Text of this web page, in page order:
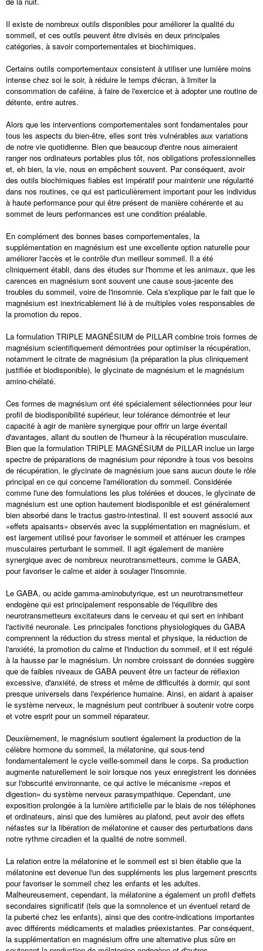
Il existe de nombreux outils disponibles pour améliorer la qualité du
sommeil, et ces outils peuvent être divisés en deux principales
catégories, à savoir comportementales et biochimiques.
Certains outils comportementaux consistent à utiliser une lumière moins
intense chez soi le soir, à réduire le temps d'écran, à limiter la
consommation de caféine, à faire de l'exercice et à adopter une routine de
détente, entre autres.
Alors que les interventions comportementales sont fondamentales pour
tous les aspects du bien-être, elles sont très vulnérables aux variations
de notre vie quotidienne. Bien que beaucoup d'entre nous aimeraient
ranger nos ordinateurs portables plus tôt, nos obligations professionnelles
et, eh bien, la vie, nous en empêchent souvent. Par conséquent, avoir
des outils biochimiques fiables est impératif pour maintenir une régularité
dans nos routines, ce qui est particulièrement important pour les individus
à haute performance pour qui être présent de manière cohérente et au
sommet de leurs performances est une condition préalable.
En complément des bonnes bases comportementales, la
supplémentation en magnésium est une excellente option naturelle pour
améliorer l'accès et le contrôle d'un meilleur sommeil. Il a été
cliniquement établi, dans des études sur l'homme et les animaux, que les
carences en magnésium sont souvent une cause sous-jacente des
troubles du sommeil, voire de l'insomnie. Cela s'explique par le fait que le
magnésium est inextricablement lié à de multiples voies responsables de
la promotion du repos.
La formulation TRIPLE MAGNÉSIUM de PILLAR combine trois formes de
magnésium scientifiquement démontrées pour optimiser la récupération,
notamment le citrate de magnésium (la préparation la plus cliniquement
justifiée et biodisponible), le glycinate de magnésium et le magnésium
amino-chélaté.
Ces formes de magnésium ont été spécialement sélectionnées pour leur
profil de biodisponibilité supérieur, leur tolérance démontrée et leur
capacité à agir de manière synergique pour offrir un large éventail
d'avantages, allant du soutien de l'humeur à la récupération musculaire.
Bien que la formulation TRIPLE MAGNÉSIUM de PILLAR inclue un large
spectre de préparations de magnésium pour répondre à tous vos besoins
de récupération, le glycinate de magnésium joue sans aucun doute le rôle
principal en ce qui concerne l'amélioration du sommeil. Considérée
comme l'une des formulations les plus tolérées et douces, le glycinate de
magnésium est une option hautement biodisponible et est généralement
bien absorbé dans le tractus gastro-intestinal. Il est souvent associé aux
«effets apaisants» observés avec la supplémentation en magnésium, et
est largement utilisé pour favoriser le sommeil et atténuer les crampes
musculaires perturbant le sommeil. Il agit également de manière
synergique avec de nombreux neurotransmetteurs, comme le GABA,
pour favoriser le calme et aider à soulager l'insomnie.
Le GABA, ou acide gamma-aminobutyrique, est un neurotransmetteur
endogène qui est principalement responsable de l'équilibre des
neurotransmetteurs excitateurs dans le cerveau et qui sert en inhibant
l'activité neuronale. Les principales fonctions physiologiques du GABA
comprennent la réduction du stress mental et physique, la réduction de
l'anxiété, la promotion du calme et l'induction du sommeil, et il est régulé
à la hausse par le magnésium. Un nombre croissant de données suggère
que de faibles niveaux de GABA peuvent être un facteur de réflexion
excessive, d'anxiété, de stress et même de difficultés à dormir, qui sont
presque universels dans l'expérience humaine. Ainsi, en aidant à apaiser
le système nerveux, le magnésium peut contribuer à soutenir votre corps
et votre esprit pour un sommeil réparateur.
Deuxièmement, le magnésium soutient également la production de la
célèbre hormone du sommeil, la mélatonine, qui sous-tend
fondamentalement le cycle veille-sommeil dans le corps. Sa production
augmente naturellement le soir lorsque nos yeux enregistrent les données
sur l'obscurité environnante, ce qui active le mécanisme «repos et
digestion» du système nerveux parasympathique. Cependant, une
exposition prolongée à la lumière artificielle par le biais de nos téléphones
et ordinateurs, ainsi que des lumières au plafond, peut avoir des effets
néfastes sur la libération de mélatonine et causer des perturbations dans
notre rythme circadien et la qualité de notre sommeil.
La relation entre la mélatonine et le sommeil est si bien établie que la
mélatonine est devenue l'un des suppléments les plus largement prescrits
pour favoriser le sommeil chez les enfants et les adultes.
Malheureusement, cependant, la mélatonine a également un profil d'effets
secondaires significatif (tels que la somnolence et un éventuel retard de
la puberté chez les enfants), ainsi que des contre-indications importantes
avec différents médicaments et maladies préexistantes. Par conséquent,
la supplémentation en magnésium offre une alternative plus sûre en